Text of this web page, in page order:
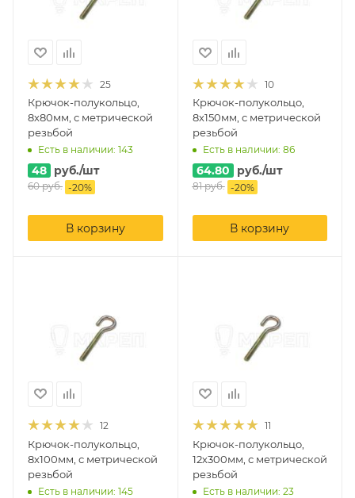
25
Крючок-полукольцо,
8х80мм, с метрической
резьбой
Есть в наличии: 143
48 руб./шт
60руб. -20%
В корзину
10
Крючок-полукольцо,
8х150мм, с метрической
резьбой
Есть в наличии: 86
64.80 руб./шт
81руб. -20%
В корзину
12
Крючок-полукольцо,
8х100мм, с метрической
резьбой
Есть в наличии: 145
11
Крючок-полукольцо,
12х300мм, с метрической
резьбой
Есть в наличии: 23